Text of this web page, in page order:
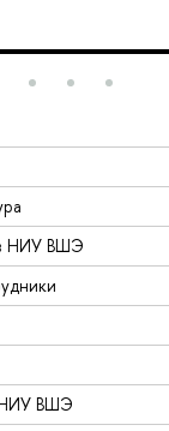
НИУ ВШЭ
НИУ ВШЭ